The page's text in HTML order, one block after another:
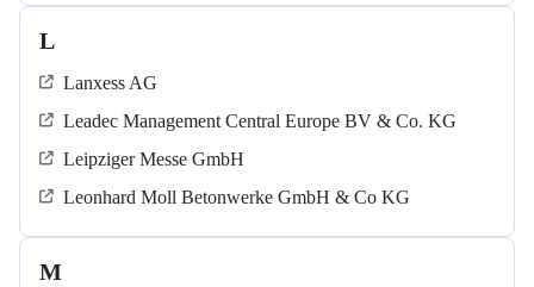
L
Lanxess AG
Leadec Management Central Europe BV & Co. KG
Leipziger Messe GmbH
Leonhard Moll Betonwerke GmbH & Co KG
M